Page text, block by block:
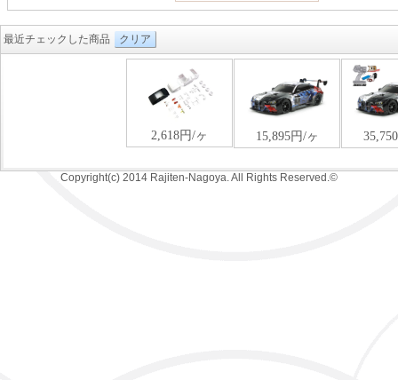
最近チェックした商品 クリア
Copyright(c) 2014 Rajiten-Nagoya. All Rights Reserved.©